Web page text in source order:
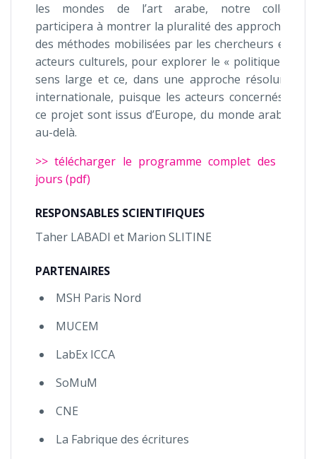
les mondes de l’art arabe, notre colloque
participera à montrer la pluralité des approches et
des méthodes mobilisées par les chercheurs et les
acteurs culturels, pour explorer le « politique » au
sens large et ce, dans une approche résolument
internationale, puisque les acteurs concernés par
ce projet sont issus d’Europe, du monde arabe, et
au-delà.
>> télécharger le programme complet des trois
jours (pdf)
RESPONSABLES SCIENTIFIQUES
Taher LABADI et Marion SLITINE
PARTENAIRES
MSH Paris Nord
MUCEM
LabEx ICCA
SoMuM
CNE
La Fabrique des écritures